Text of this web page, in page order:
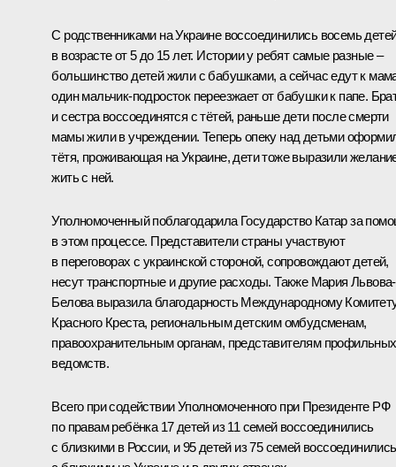
С родственниками на Украине воссоединились восемь
в возрасте от 5 до 15 лет. Истории у ребят самые разные –
большинство детей жили с бабушками, а сейчас едут к
один мальчик-подросток переезжает от бабушки к папе.
и сестра воссоединятся с тётей, раньше дети после смерти
мамы жили в учреждении. Теперь опеку над детьми
тётя, проживающая на Украине, дети тоже выразили
жить с ней.
Уполномоченный поблагодарила Государство Катар за
в этом процессе. Представители страны участвуют
в переговорах с украинской стороной, сопровождают детей,
несут транспортные и другие расходы. Также Мария Львова-
Белова выразила благодарность Международному
Красного Креста, региональным детским омбудсменам,
правоохранительным органам, представителям профильных
ведомств.
Всего при содействии Уполномоченного при Президенте РФ
по правам ребёнка 17 детей из 11 семей воссоединились
с близкими в России, и 95 детей из 75 семей воссоединились